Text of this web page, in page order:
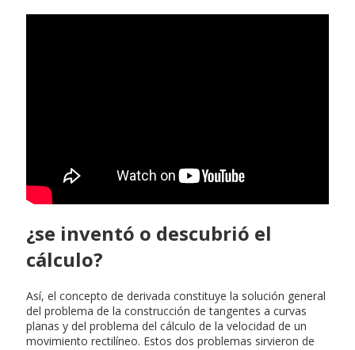
¿se inventó o descubrió el
cálculo?
Así, el concepto de derivada constituye la solución general
del problema de la construcción de tangentes a curvas
planas y del problema del cálculo de la velocidad de un
movimiento rectilíneo. Estos dos problemas sirvieron de